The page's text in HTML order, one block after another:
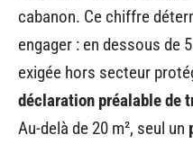
cabanon. Ce chiffre
engager : en dessous de
exigée hors secteur
déclaration préalable de
Au-delà de 20 m², seul un